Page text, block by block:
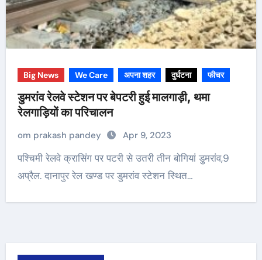
Big News We Care अपना शहर दुर्घटना फीचर
डुमरांव रेलवे स्टेशन पर बेपटरी हुई मालगाड़ी, थमा
रेलगाड़ियों का परिचालन
om prakash pandey Apr 9, 2023
पश्चिमी रेलवे क्रासिंग पर पटरी से उतरी तीन बोगियां डुमरांव,9
अप्रैल. दानापुर रेल खण्ड पर डुमरांव स्टेशन स्थित…